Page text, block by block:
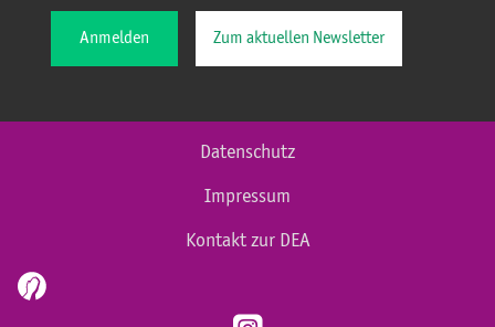
Anmelden Zum aktuellen Newsletter
Datenschutz
Impressum
Kontakt zur DEA